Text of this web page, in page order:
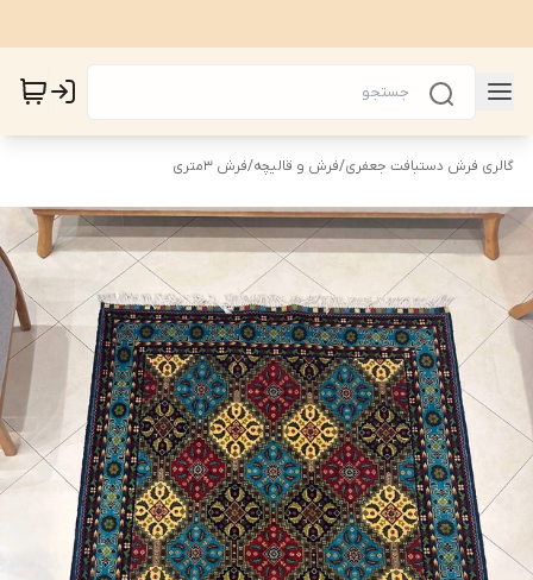
گالری فرش دستبافت جعفری/فرش و قالیچه/فرش 3متری